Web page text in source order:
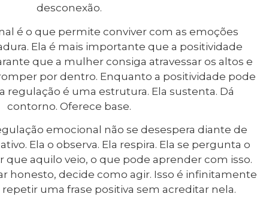
desconexão.
é o que permite conviver com as emoções
Ela é mais importante que a positividade
que a mulher consiga atravessar os altos e
por dentro. Enquanto a positividade pode
regulação é uma estrutura. Ela sustenta. Dá
contorno. Oferece base.
emocional não se desespera diante de
Ela o observa. Ela respira. Ela se pergunta o
que aquilo veio, o que pode aprender com isso.
honesto, decide como agir. Isso é infinitamente
uma frase positiva sem acreditar nela.